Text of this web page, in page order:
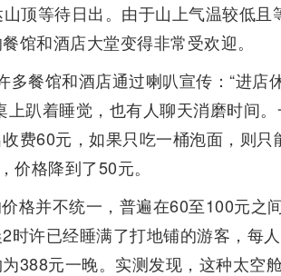
顶等待日出。由于山上气温较低且
馆和酒店大堂变得非常受欢迎。
多餐馆和酒店通过喇叭宣传：“进店
上趴着睡觉，也有人聊天消磨时间
费60元，如果只吃一桶泡面，则只
价格降到了50元。
格并不统一，普遍在60至100元之
时许已经睡满了打地铺的游客，每
388元一晚。实测发现，这种太空